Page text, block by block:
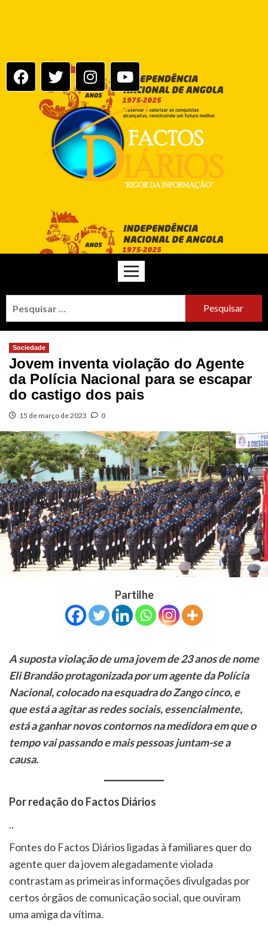
Sociedade
Jovem inventa violação do Agente
da Polícia Nacional para se escapar
do castigo dos pais
15 de março de 2023 0
Partilhe
A suposta violação de uma jovem de 23 anos de nome
Eli Brandão protagonizada por um agente da Polícia
Nacional, colocado na esquadra do Zango cinco, e
que está a agitar as redes sociais, essencialmente,
está a ganhar novos contornos na medidora em que o
tempo vai passando e mais pessoas juntam-se a
causa.
Por redação do Factos Diários
..
Fontes do Factos Diários ligadas à familiares quer do
agente quer da jovem alegadamente violada
contrastam as primeiras informações divulgadas por
certos órgãos de comunicação social, que ouviram
uma amiga da vítima.